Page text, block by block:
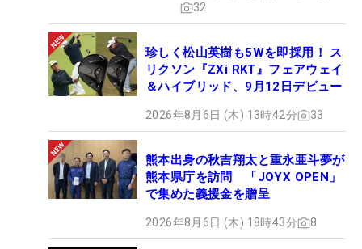
32
珍しく松山英樹も5Wを即採用！ ス
リクソン『ZXi RKT』フェアウェイ
＆ハイブリッド、9月12日デビュー
2026年8月6日 (木) 13時42分 33
熊本出身の秋吉翔太と重永亜斗夢が
熊本県庁を訪問 「JOYX OPEN」
で集めた義援金を贈呈
2026年8月6日 (木) 18時43分 8